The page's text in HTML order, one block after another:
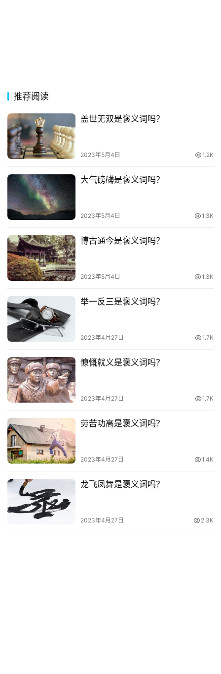
常
用
贺
词
网
热
词
台
词
其
词
语
登录
推荐阅读
盖世无双是褒义词吗？
2023年5月4日 1.2K
大气磅礴是褒义词吗？
2023年5月4日 1.3K
博古通今是褒义词吗？
2023年5月4日 1.3K
举一反三是褒义词吗？
2023年4月27日 1.7K
慷慨就义是褒义词吗？
2023年4月27日 1.7K
劳苦功高是褒义词吗？
2023年4月27日 1.4K
龙飞凤舞是褒义词吗？
2023年4月27日 2.3K